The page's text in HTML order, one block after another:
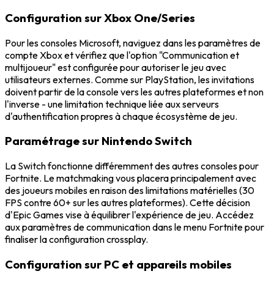
Configuration sur Xbox One/Series
Pour les consoles Microsoft, naviguez dans les paramètres de
compte Xbox et vérifiez que l'option "Communication et
multijoueur" est configurée pour autoriser le jeu avec
utilisateurs externes. Comme sur PlayStation, les invitations
doivent partir de la console vers les autres plateformes et non
l'inverse - une limitation technique liée aux serveurs
d'authentification propres à chaque écosystème de jeu.
Paramétrage sur Nintendo Switch
La Switch fonctionne différemment des autres consoles pour
Fortnite. Le matchmaking vous placera principalement avec
des joueurs mobiles en raison des limitations matérielles (30
FPS contre 60+ sur les autres plateformes). Cette décision
d'Epic Games vise à équilibrer l'expérience de jeu. Accédez
aux paramètres de communication dans le menu Fortnite pour
finaliser la configuration crossplay.
Configuration sur PC et appareils mobiles